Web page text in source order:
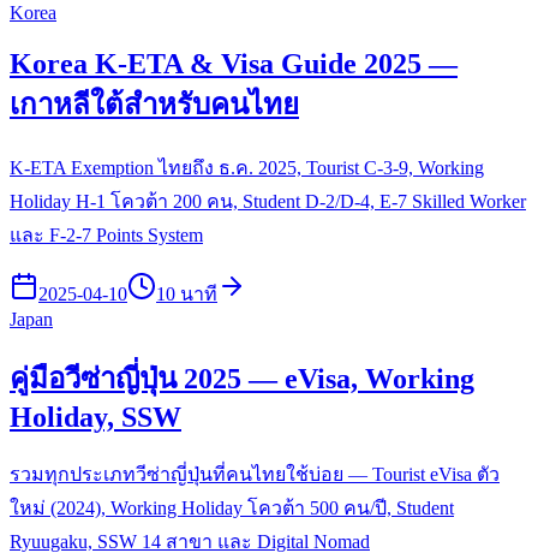
Korea
Korea K-ETA & Visa Guide 2025 —
เกาหลีใต้สำหรับคนไทย
K-ETA Exemption ไทยถึง ธ.ค. 2025, Tourist C-3-9, Working
Holiday H-1 โควต้า 200 คน, Student D-2/D-4, E-7 Skilled Worker
และ F-2-7 Points System
2025-04-10
10 นาที
Japan
คู่มือวีซ่าญี่ปุ่น 2025 — eVisa, Working
Holiday, SSW
รวมทุกประเภทวีซ่าญี่ปุ่นที่คนไทยใช้บ่อย — Tourist eVisa ตัว
ใหม่ (2024), Working Holiday โควต้า 500 คน/ปี, Student
Ryuugaku, SSW 14 สาขา และ Digital Nomad